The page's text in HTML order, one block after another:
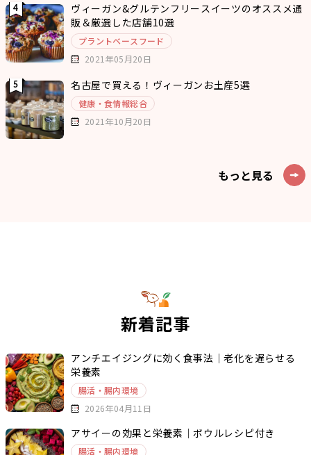
ヴィーガン&グルテンフリースイーツのオススメ通
販＆厳選した店舗10選
プラントベースフード
2021年05月20日
名古屋で買える！ヴィーガンお土産5選
健康・食情報総合
2021年10月20日
もっと見る
新着記事
アンチエイジングに効く食事法｜老化を遅らせる
栄養素
腸活・腸内環境
2026年04月11日
アサイーの効果と栄養素｜ボウルレシピ付き
腸活・腸内環境